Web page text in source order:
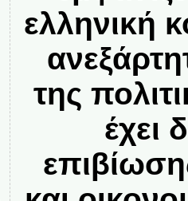
ελληνική
της
έχει